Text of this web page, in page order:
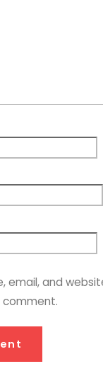
email, and
comment.